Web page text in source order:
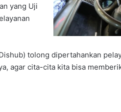
yang Uji
tolong dipertahankan
agar cita-cita kita bisa